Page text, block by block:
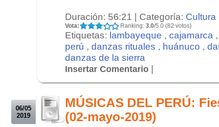
Duración: 56:21 | Categoría: Cultura
Vota: Ranking: 3.0/5.0 (82 votos)
Etiquetas: lambayeque , cajamarca
perú , danzas rituales , huánuco ,
danzas de la sierra
Insertar Comentario |
06/05
2019
MÚSICAS DEL PERÚ:
(02-mayo-2019)